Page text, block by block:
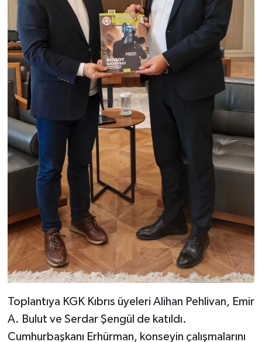
Toplantıya KGK Kıbrıs üyeleri Alihan Pehlivan, Emir
A. Bulut ve Serdar Şengül de katıldı.
Cumhurbaşkanı Erhürman, konseyin çalışmalarını